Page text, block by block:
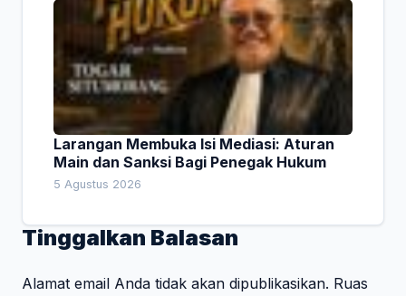
Larangan Membuka Isi Mediasi: Aturan
Main dan Sanksi Bagi Penegak Hukum
5 Agustus 2026
Tinggalkan Balasan
Alamat email Anda tidak akan dipublikasikan. Ruas